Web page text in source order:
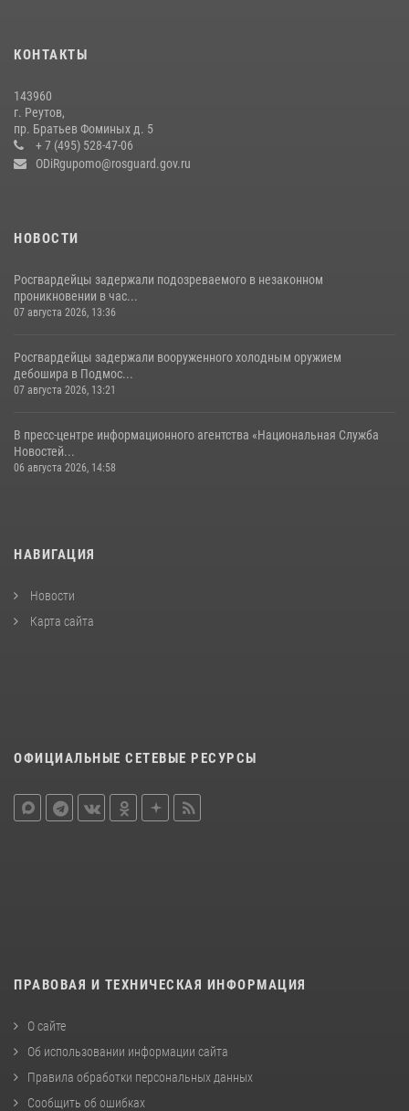
КОНТАКТЫ
143960
г. Реутов,
пр. Братьев Фоминых д. 5
+ 7 (495) 528-47-06
ODiRgupomo@rosguard.gov.ru
НОВОСТИ
Росгвардейцы задержали подозреваемого в незаконном
проникновении в час...
07 августа 2026, 13:36
Росгвардейцы задержали вооруженного холодным оружием
дебошира в Подмос...
07 августа 2026, 13:21
В пресс-центре информационного агентства «Национальная Служба
Новостей...
06 августа 2026, 14:58
НАВИГАЦИЯ
Новости
Карта сайта
ОФИЦИАЛЬНЫЕ СЕТЕВЫЕ РЕСУРСЫ
ПРАВОВАЯ И ТЕХНИЧЕСКАЯ ИНФОРМАЦИЯ
О сайте
Об использовании информации сайта
Правила обработки персональных данных
Сообщить об ошибках